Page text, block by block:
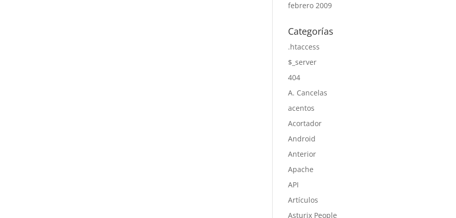
febrero 2009
Categorías
.htaccess
$_server
404
A. Cancelas
acentos
Acortador
Android
Anterior
Apache
API
Artículos
Asturix People